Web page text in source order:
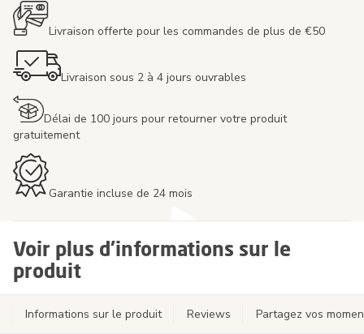
Livraison offerte pour les commandes de plus de €50
Livraison sous 2 à 4 jours ouvrables
Délai de 100 jours pour retourner votre produit
gratuitement
Garantie incluse de 24 mois
Voir plus d'informations sur le
produit
Informations sur le produit Reviews Partagez vos